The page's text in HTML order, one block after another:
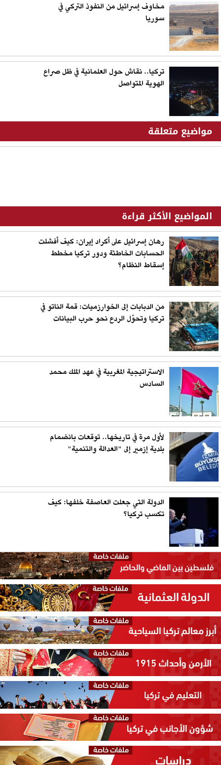
مخاوف إسرائيل من النفوذ التركي في
سوريا
تركيا.. نقاش حول العلمانية في ظل صراع
الهوية المتواصل
مواضيع متعلقة
المواضيع الأكثر قراءة
رهان إسرائيل على أكراد إيران: كيف أفشلت
الحسابات الخاطئة ودور تركيا مخطط
إسقاط النظام؟
من الدبابات إلى الخوارزميات: قمة الناتو في
تركيا وتحوّل الردع نحو حرب البيانات
الاستراتيجية المغربية في عهد الملك محمد
السادس
لأول مرة في تاريخها.. توقعات بانضمام
بلدية إزمير إلى "العدالة والتنمية"
الدولة التي جعلت العاصفة خلفها: كيف
تكسب تركيا؟